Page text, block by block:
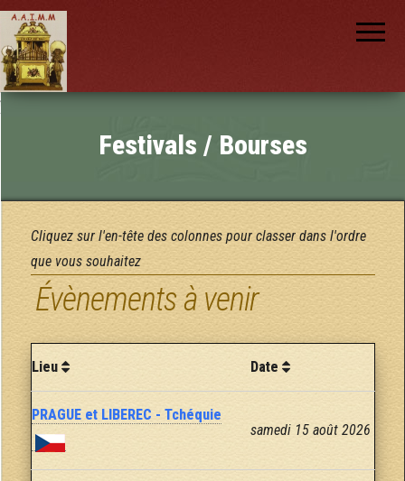
Musique
Festivals / Bourses
Cliquez sur l'en-tête des colonnes pour classer dans l'ordre
que vous souhaitez
Évènements à venir
Lieu Date
PRAGUE et LIBEREC - Tchéquie
samedi 15 août 2026